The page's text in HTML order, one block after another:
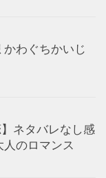
わぐちかいじ
ネタバレなし感
のロマンス